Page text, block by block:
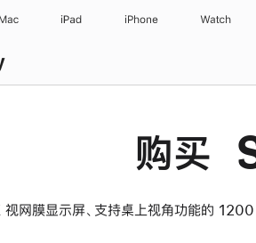
iPad iPhone Watch
购买
网膜显示屏、支持桌上视角功能的